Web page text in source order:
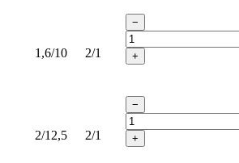
1,6/10 2/1
−
+
2/12,5 2/1
−
+